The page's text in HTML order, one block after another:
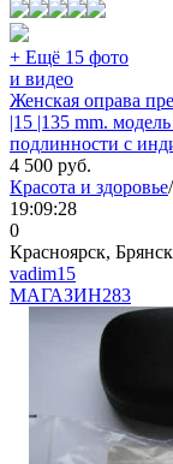
+ Ещё 15 фото
и видео
Женская оправа
|15 |135 mm.
подлинности с
4 500 руб.
Красота и здоровье/
19:09:28
0
Красноярск,
vadim15
МАГАЗИН283